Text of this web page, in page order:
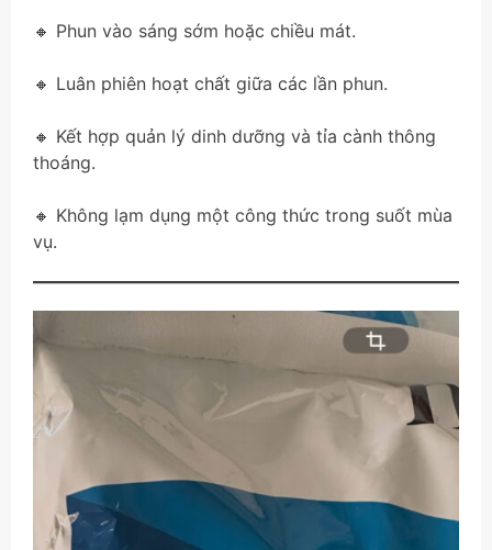
🔸 Phun vào sáng sớm hoặc chiều mát.
🔸 Luân phiên hoạt chất giữa các lần phun.
🔸 Kết hợp quản lý dinh dưỡng và tỉa cành thông
thoáng.
🔸 Không lạm dụng một công thức trong suốt mùa
vụ.